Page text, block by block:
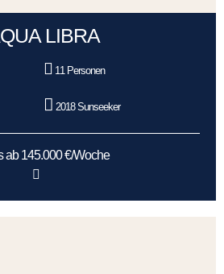
LIBRA
11 Personen
2018 Sunseeker
ab 145.000 €/Woche